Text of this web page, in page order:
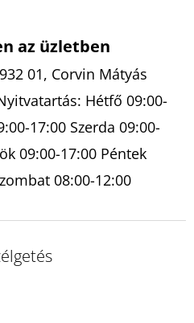
az üzletben
01, Corvin Mátyás
Hétfő 09:00-
17:00 Szerda 09:00-
09:00-17:00 Péntek
08:00-12:00